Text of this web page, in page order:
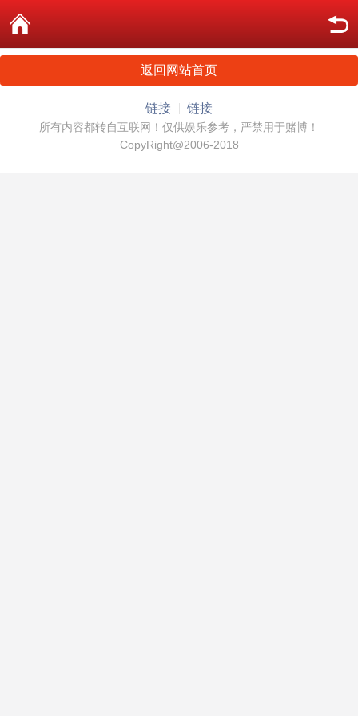
返回网站首页
链接 链接
所有内容都转自互联网！仅供娱乐参考，严禁用于赌博！
CopyRight@2006-2018